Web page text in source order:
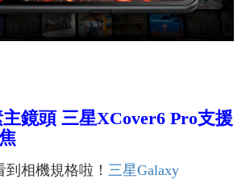
鏡頭 三星XCover6 Pro支援
相機規格啦！ 三星Galaxy